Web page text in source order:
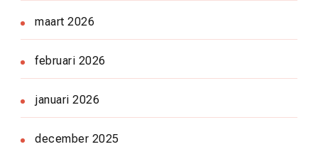
maart 2026
februari 2026
januari 2026
december 2025